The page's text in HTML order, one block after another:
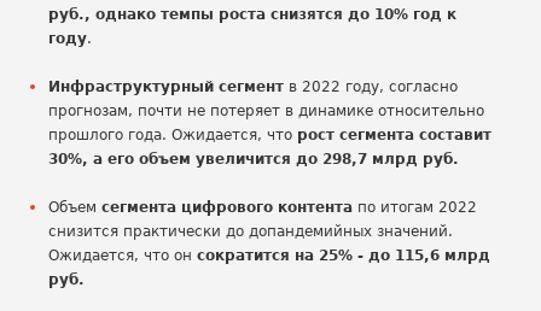
руб., однако темпы роста снизятся до 10% год к
году.
Инфраструктурный сегмент в 2022 году, согласно
прогнозам, почти не потеряет в динамике относительно
прошлого года. Ожидается, что рост сегмента составит
30%, а его объем увеличится до 298,7 млрд руб.
Объем сегмента цифрового контента по итогам 2022
снизится практически до допандемийных значений.
Ожидается, что он сократится на 25% - до 115,6 млрд
руб.